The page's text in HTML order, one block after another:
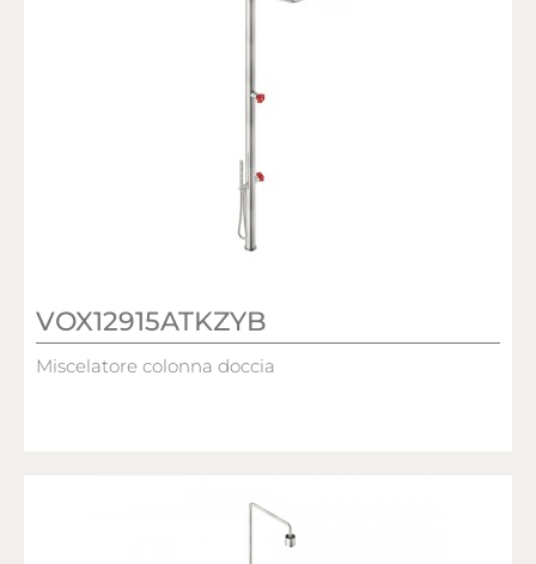
VOX12915ATKZYB
Miscelatore colonna doccia